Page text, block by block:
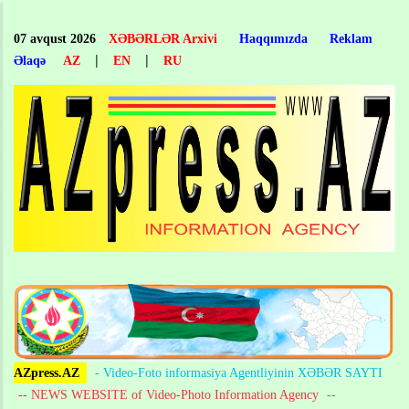
main
content
07 avqust 2026 XƏBƏRLƏR Arxivi Haqqımızda
Reklam
Əlaqə
AZ | EN | RU
AZpress.AZ
- Video-Foto informasiya Agentliyinin XƏBƏR SAYTI
-- NEWS WEBSITE of Video-Photo Information Agency --